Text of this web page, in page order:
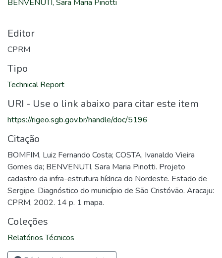
BENVENUTI, Sara Maria Pinotti
Editor
CPRM
Tipo
Technical Report
URI - Use o link abaixo para citar este item
https://rigeo.sgb.gov.br/handle/doc/5196
Citação
BOMFIM, Luiz Fernando Costa; COSTA, Ivanaldo Vieira
Gomes da; BENVENUTI, Sara Maria Pinotti. Projeto
cadastro da infra-estrutura hídrica do Nordeste. Estado de
Sergipe. Diagnóstico do município de São Cristóvão. Aracaju:
CPRM, 2002. 14 p. 1 mapa.
Coleções
Relatórios Técnicos